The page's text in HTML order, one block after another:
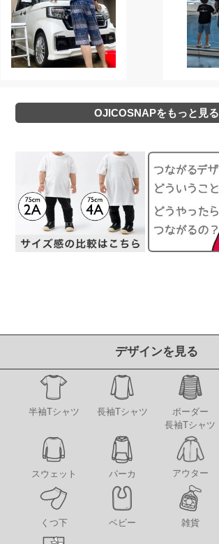
OJICOSNAPをもっと見る
デザインを見る
半袖Tシャツ 長袖Tシャツ
ボーダー
長袖Tシャツ
スウェット パーカ アウター
くつ下 ベビー 雑貨